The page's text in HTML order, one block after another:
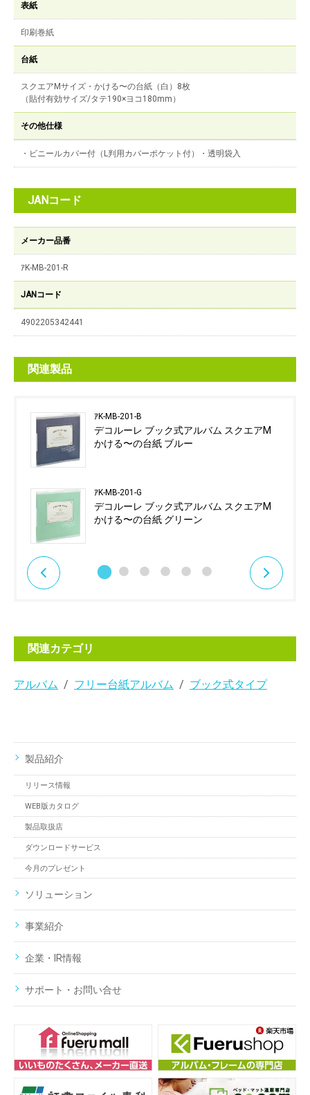
表紙
印刷巻紙
台紙
スクエアMサイズ・かける〜の台紙（白）8枚
（貼付有効サイズ/タテ190×ヨコ180mm）
その他仕様
・ビニールカバー付（L判用カバーポケット付）・透明袋入
JANコード
メーカー品番
ｱK-MB-201-R
JANコード
4902205342441
関連製品
ｱK-MB-201-B
デコルーレ ブック式アルバム スクエアM
かける〜の台紙 ブルー
ｱK-MB-201-G
デコルーレ ブック式アルバム スクエアM
かける〜の台紙 グリーン
関連カテゴリ
アルバム フリー台紙アルバム ブック式タイプ
製品紹介
リリース情報
WEB版カタログ
製品取扱店
ダウンロードサービス
今月のプレゼント
ソリューション
事業紹介
企業・IR情報
サポート・お問い合せ